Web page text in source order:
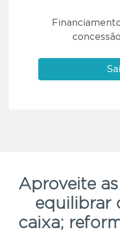
Aproveite
equilibrar
caixa;